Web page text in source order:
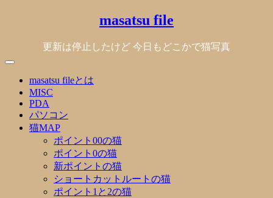
masatsu file
更新は停止したけど 今日もどこかで猫写真
masatsu fileとは
MISC
PDA
パソコン
猫MAP
ポイント00の猫
ポイント0の猫
新ポイントの猫
ショートカットルートの猫
ポイント1と2の猫